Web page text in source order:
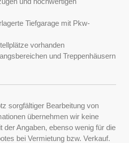
Tiefgarage mit Pkw-
vorhanden
und Treppenhäusern
sorgfältiger Bearbeitung von
übernehmen wir keine
der Angaben, ebenso wenig für die
bei Vermietung bzw. Verkauf.